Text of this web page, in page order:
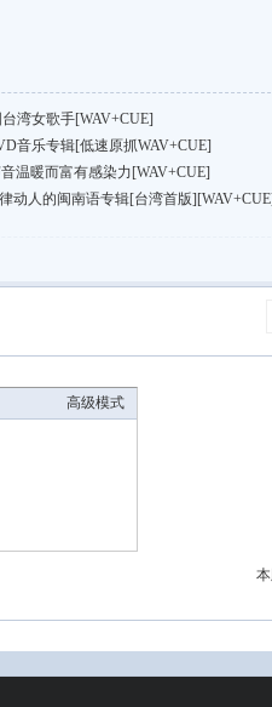
湾女歌手[WAV+CUE]
音乐专辑[低速原抓WAV+CUE]
温暖而富有感染力[WAV+CUE]
动人的闽南语专辑[台湾首版
高级模式